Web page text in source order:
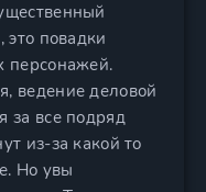
повадки
персонажей.
ведение деловой
за все подряд
из-за какой то
Но увы